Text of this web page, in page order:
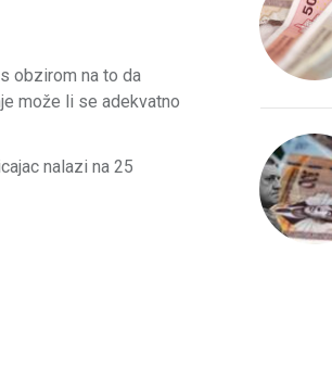
obzirom na to da
može li se adekvatno
nalazi na 25